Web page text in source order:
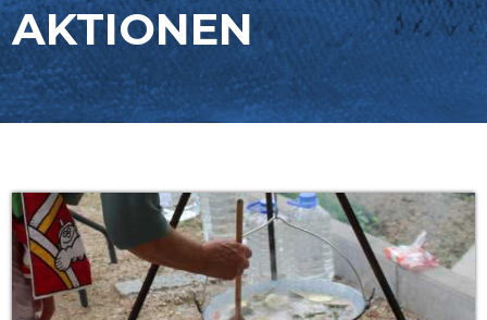
AKTIONEN